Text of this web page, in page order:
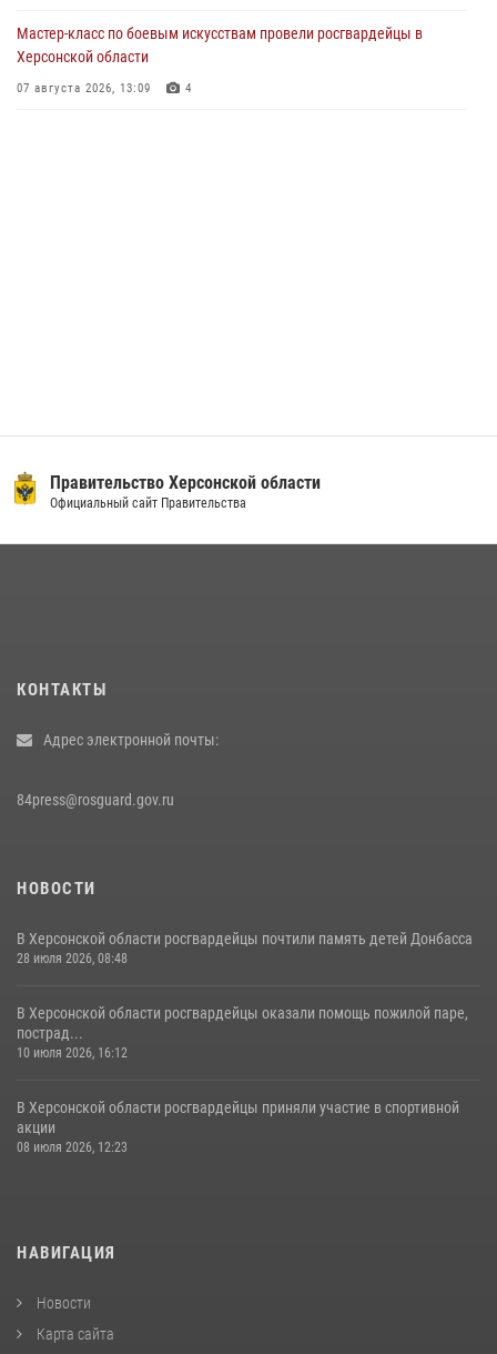
поздравил ветеранов и личный состав ведомства с Днём России
11 июня 2026, 21:01
Мастер-класс по боевым искусствам провели росгвардейцы в
Херсонской области
07 августа 2026, 13:09 4
ГУ МВД России по Херсонской
КОНТАКТЫ
Адрес электронной почты:
84press@rosguard.gov.ru
НОВОСТИ
В Херсонской области росгвардейцы почтили память детей Донбасса
28 июля 2026, 08:48
В Херсонской области росгвардейцы оказали помощь пожилой паре,
пострад...
10 июля 2026, 16:12
В Херсонской области росгвардейцы приняли участие в спортивной
акции
08 июля 2026, 12:23
НАВИГАЦИЯ
Новости
Карта сайта